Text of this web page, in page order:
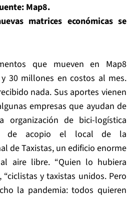
Map8.
matrices económicas se
que mueven en Map8
30 millones en costos al mes.
nada. Sus aportes vienen
empresas que ayudan de
organización de bici-logística
de acopio el local de la
de Taxistas, un edificio enorme
aire libre. “Quien lo hubiera
“ciclistas y taxistas unidos. Pero
la pandemia: todos quieren